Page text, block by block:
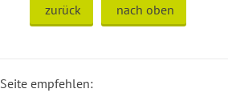
zurück nach oben
Seite empfehlen: